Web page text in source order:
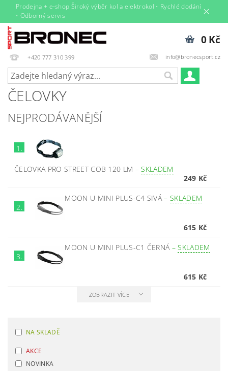
Prodejna + e‑shop Široký výběr kol a elektrokol • Rychlé dodání
• Odborný servis
+420 777 310 399 info@bronecsport.cz
0 Kč
ČELOVKY
NEJPRODÁVANĚJŠÍ
1.
ČELOVKA PRO STREET COB 120 LM – SKLADEM
249 Kč
2.
MOON U MINI PLUS-C4 SIVÁ– SKLADEM
615 Kč
3.
MOON U MINI PLUS-C1 ČERNÁ – SKLADEM
615 Kč
ZOBRAZIT VÍCE
NA SKLADĚ
AKCE
NOVINKA